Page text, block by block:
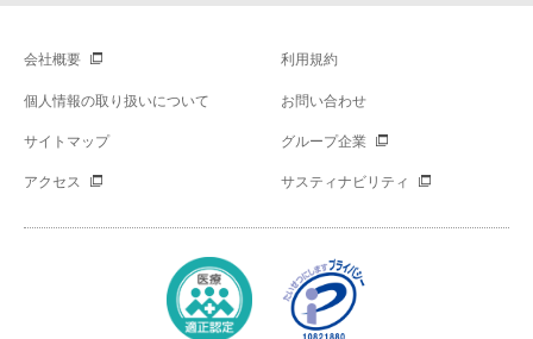
会社概要 利用規約
個人情報の取り扱いについて お問い合わせ
サイトマップ グループ企業
アクセス サスティナビリティ